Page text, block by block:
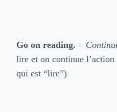
Go on reading. =
lire et on continue
qui est “lire”)